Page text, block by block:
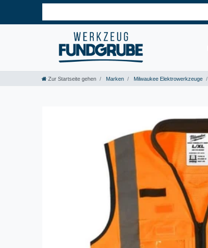
Zur Startseite gehen Marken Milwaukee Elektrowerkzeuge